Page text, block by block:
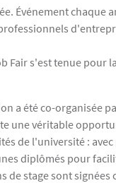
Événement
Fair s'est tenue pour
a été co-organisée
une véritable
de l'université :
diplômés pour
de stage sont signées